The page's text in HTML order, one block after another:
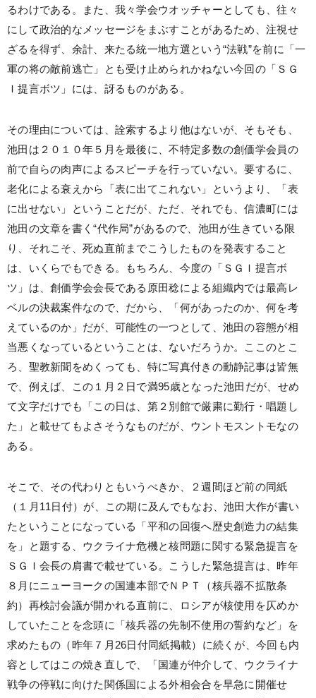
るわけである。また、我々学会ウオッチャーとしても、往々
にして政治的なメッセージをまぶすことがあるため、注視せ
ざるを得ず、余計、来たる統一地方選という“法戦”を前に「一
軍の将の敵前逃亡」とも受け止められかねない今回の「ＳＧ
Ｉ提言ボツ」には、訝るものがある。
その理由については、詮索するより他はないが、そもそも、
池田は２０１０年５月を最後に、不特定多数の創価学会員の
前で自らの肉声によるスピーチを行っていない。要するに、
老化による衰えから「表に出てこれない」というより、「表
に出せない」ということだが、ただ、それでも、信濃町には
池田の文章を書く“代作局”があるので、池田が生きている限
り、それこそ、死ぬ直前までこうしたものを発表すること
は、いくらでもできる。もちろん、今度の「ＳＧＩ提言ボ
ツ」は、創価学会会長である原田稔による組織内では最高レ
ベルの決裁案件なので、だから、「何があったのか、何を考
えているのか」だが、可能性の一つとして、池田の容態が相
当悪くなっているということは、ないだろうか。ここのとこ
ろ、聖教新聞をめくっても、特に写真付きの動静記事は皆無
で、例えば、この１月２日で満95歳となった池田だが、せめ
て文字だけでも「この日は、第２別館で厳粛に勤行・唱題し
た」と載せてもよさそうなものだが、ウントモスントモなの
ある。
そこで、その代わりともいうべきか、２週間ほど前の同紙
（１月11日付）が、この期に及んでもなお、池田大作が書い
たということになっている「平和の回復へ歴史創造力の結集
を」と題する、ウクライナ危機と核問題に関する緊急提言を
ＳＧＩ会長の肩書で載せている。こうした緊急提言は、昨年
８月にニューヨークの国連本部でＮＰＴ（核兵器不拡散条
約）再検討会議が開かれる直前に、ロシアが核使用を仄めか
していたことを念頭に「核兵器の先制不使用の誓約など」を
求めたもの（昨年７月26日付同紙掲載）に続くが、今回も内
容としてはこの焼き直しで、「国連が仲介して、ウクライナ
戦争の停戦に向けた関係国による外相会合を早急に開催せ